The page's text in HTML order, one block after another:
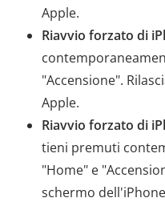
Apple.
Riavvio forzato di
"Accensione".
Apple.
Riavvio forzato di
tieni premuti
"Home" e
schermo